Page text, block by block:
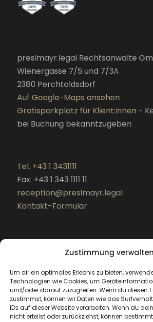
Zustimmung verwalten
Um dir ein optimales Erlebnis zu bieten,
Technologien wie Cookies, um
und/oder darauf zuzugreifen. Wenn du diesen
zustimmst, können wir Daten wie das
IDs auf dieser Website verarbeiten. Wenn du
nicht erteilst oder zurückziehst, können
preslmayr.legal Rechtsanwälte
Wienergasse 7/5 und 7/3A
2380 Perchtoldsdorf
Auf Google-Maps ansehen
Gratisparkplatz für Klient:innen -
bei Buchung bekanntzugeben
Tel. +43 1 3431111
Fax: +43 1 343 1111 11
reception@preslmayr.legal
Kontakt-Formular